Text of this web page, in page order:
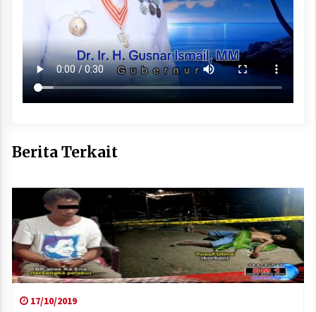
Berita Terkait
17/10/2019